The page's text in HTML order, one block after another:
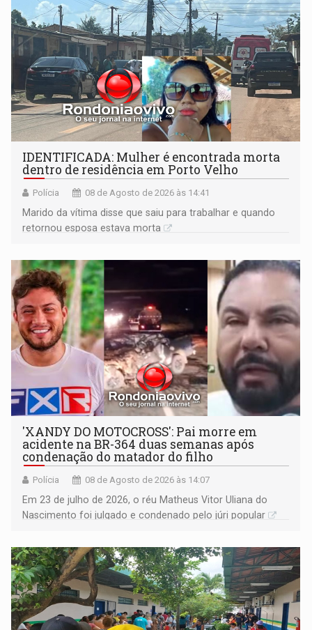
IDENTIFICADA: Mulher é encontrada morta
dentro de residência em Porto Velho
Polícia 08 de Agosto de 2026 às 14:41
Marido da vítima disse que saiu para trabalhar e quando
retornou esposa estava morta
'XANDY DO MOTOCROSS': Pai morre em
acidente na BR-364 duas semanas após
condenação do matador do filho
Polícia 08 de Agosto de 2026 às 14:07
Em 23 de julho de 2026, o réu Matheus Vitor Uliana do
Nascimento foi julgado e condenado pelo júri popular